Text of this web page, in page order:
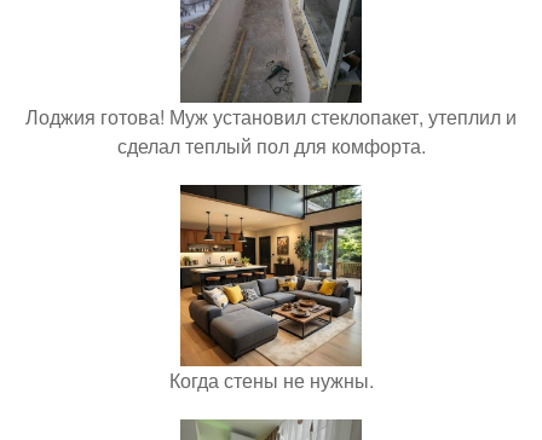
Лоджия готова! Муж установил стеклопакет, утеплил и
сделал теплый пол для комфорта.
Когда стены не нужны.